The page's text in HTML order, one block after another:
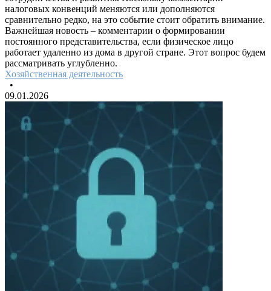
налоговых конвенций меняются или дополняются
сравнительно редко, на это событие стоит обратить внимание.
Важнейшая новость – комментарии о формировании
постоянного представительства, если физическое лицо
работает удаленно из дома в другой стране. Этот вопрос будем
рассматривать углубленно.
Хозяйственная деятельность
•
09.01.2026